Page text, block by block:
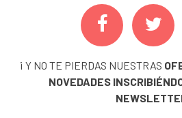
¡ Y NO TE PIERDAS NUESTRAS
NOVEDADES